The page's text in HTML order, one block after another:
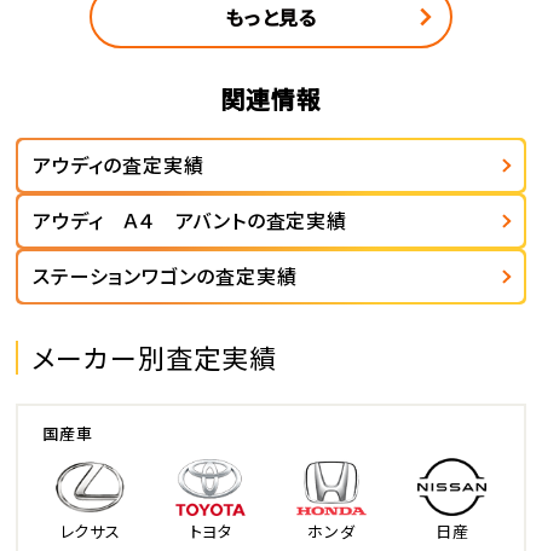
もっと見る
関連情報
アウディの査定実績
アウディ Ａ４ アバントの査定実績
ステーションワゴンの査定実績
メーカー別査定実績
国産車
レクサス トヨタ ホンダ 日産